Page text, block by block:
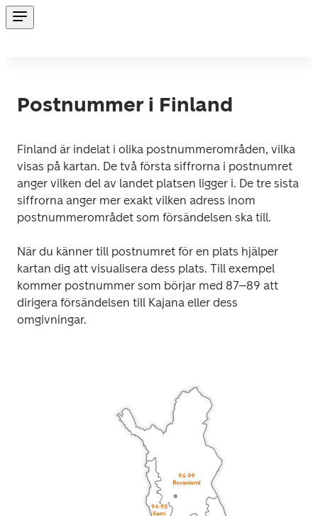
Postnummer i Finland
Finland är indelat i olika postnummerområden, vilka
visas på kartan. De två första siffrorna i postnumret
anger vilken del av landet platsen ligger i. De tre sista
siffrorna anger mer exakt vilken adress inom
postnummerområdet som försändelsen ska till.
När du känner till postnumret för en plats hjälper
kartan dig att visualisera dess plats. Till exempel
kommer postnummer som börjar med 87–89 att
dirigera försändelsen till Kajana eller dess
omgivningar.